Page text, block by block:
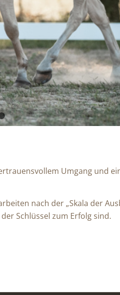
1 2 3 4
Umgang und
nach der „Skala der
Schlüssel zum Erfolg sind.